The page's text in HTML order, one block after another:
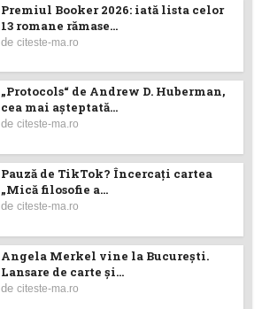
Premiul Booker 2026: iată lista celor
13 romane rămase...
deciteste-ma.ro
„Protocols“ de Andrew D. Huberman,
cea mai așteptată...
deciteste-ma.ro
Pauză de TikTok? Încercaţi cartea
„Mică filosofie a...
deciteste-ma.ro
Angela Merkel vine la București.
Lansare de carte şi...
deciteste-ma.ro